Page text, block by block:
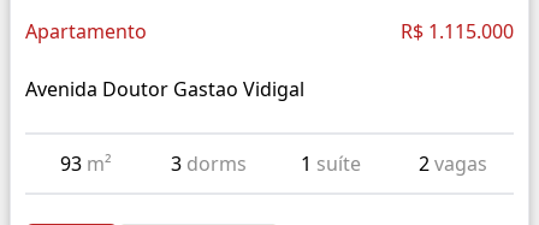
Apartamento R$ 1.115.000
Avenida Doutor Gastao Vidigal
93 m² 3 dorms 1 suíte 2vagas